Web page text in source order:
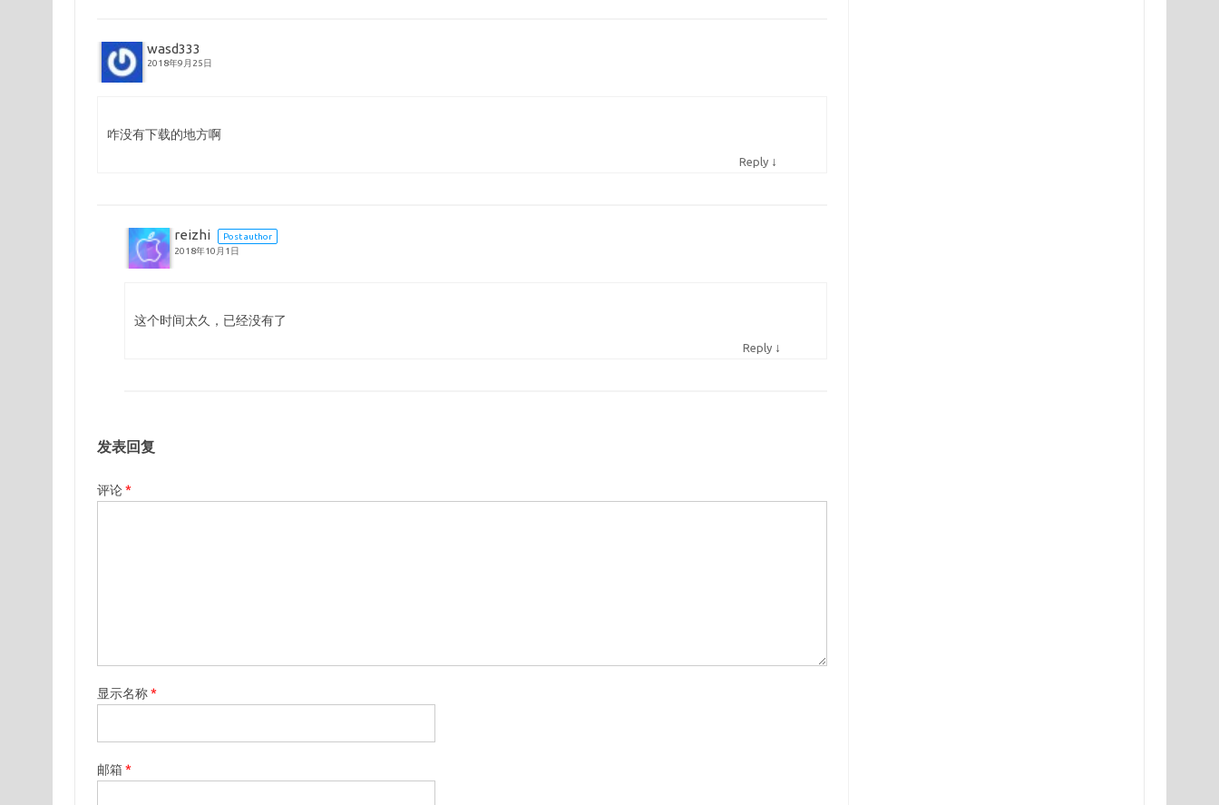
wasd333
2018年9月25日
咋没有下载的地方啊
Reply ↓
reizhi
Post author
2018年10月1日
这个时间太久，已经没有了
Reply ↓
发表回复
评论*
显示名称*
邮箱*